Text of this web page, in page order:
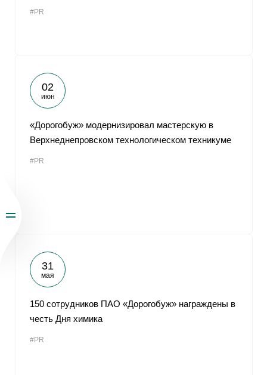
#PR
02
июн
«Дорогобуж» модернизировал мастерскую в
Верхнеднепровском технологическом техникуме
#PR
31
мая
150 сотрудников ПАО «Дорогобуж» награждены в
честь Дня химика
#PR